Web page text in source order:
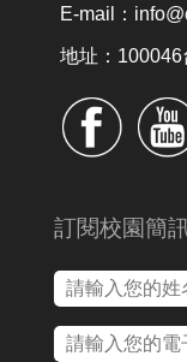
E-mail：
地址：
訂閱校園簡